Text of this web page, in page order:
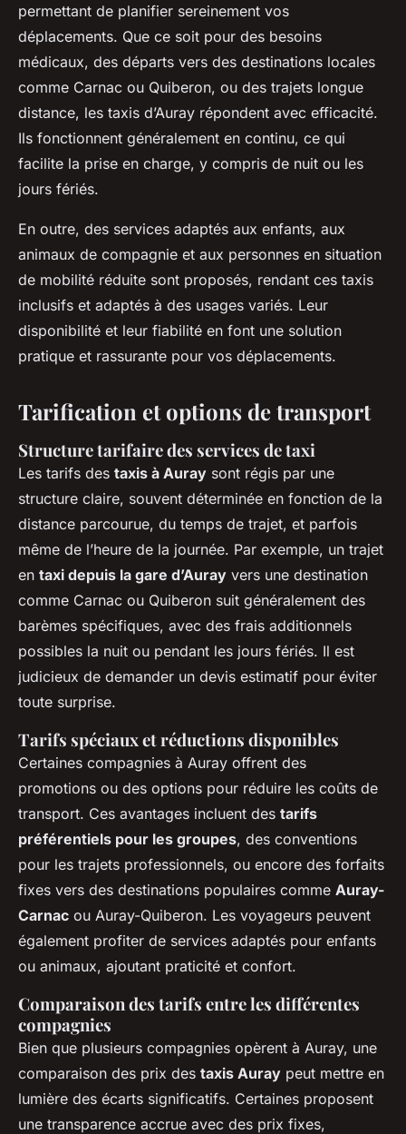
permettant de planifier sereinement vos
déplacements. Que ce soit pour des besoins
médicaux, des départs vers des destinations locales
comme Carnac ou Quiberon, ou des trajets longue
distance, les taxis d’Auray répondent avec efficacité.
Ils fonctionnent généralement en continu, ce qui
facilite la prise en charge, y compris de nuit ou les
jours fériés.
En outre, des services adaptés aux enfants, aux
animaux de compagnie et aux personnes en situation
de mobilité réduite sont proposés, rendant ces taxis
inclusifs et adaptés à des usages variés. Leur
disponibilité et leur fiabilité en font une solution
pratique et rassurante pour vos déplacements.
Tarification et options de transport
Structure tarifaire des services de taxi
Les tarifs des taxis à Auray sont régis par une
structure claire, souvent déterminée en fonction de la
distance parcourue, du temps de trajet, et parfois
même de l’heure de la journée. Par exemple, un trajet
en taxi depuis la gare d’Auray vers une destination
comme Carnac ou Quiberon suit généralement des
barèmes spécifiques, avec des frais additionnels
possibles la nuit ou pendant les jours fériés. Il est
judicieux de demander un devis estimatif pour éviter
toute surprise.
Tarifs spéciaux et réductions disponibles
Certaines compagnies à Auray offrent des
promotions ou des options pour réduire les coûts de
transport. Ces avantages incluent des tarifs
préférentiels pour les groupes, des conventions
pour les trajets professionnels, ou encore des forfaits
fixes vers des destinations populaires comme Auray-
Carnac ou Auray-Quiberon. Les voyageurs peuvent
également profiter de services adaptés pour enfants
ou animaux, ajoutant praticité et confort.
Comparaison des tarifs entre les différentes
compagnies
Bien que plusieurs compagnies opèrent à Auray, une
comparaison des prix des taxis Auray peut mettre en
lumière des écarts significatifs. Certaines proposent
une transparence accrue avec des prix fixes,